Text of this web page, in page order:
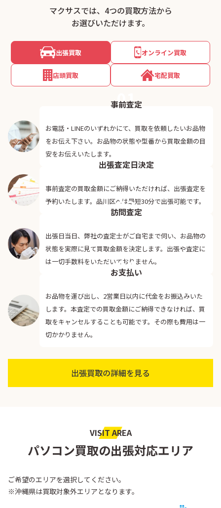
マクサスでは、4つの買取方法から
お選びいただけます。
出張買取 オンライン買取
店頭買取 宅配買取
01
事前査定
お電話・LINEのいずれかにて、買取を依頼したいお品物
をお伝え下さい。お品物の状態や型番から買取金額の目
安をお伝えいたします。
02
出張査定日決定
事前査定の買取金額にご納得いただければ、出張査定を
予約いたします。品川区へは最短30分で出張可能です。
03
訪問査定
出張日当日、弊社の査定士がご自宅まで伺い、お品物の
状態を実際に見て買取金額を決定します。出張や査定に
は一切手数料をいただいておりません。
04
お支払い
お品物を運び出し、2営業日以内に代金をお振込みいた
します。本査定での買取金額にご納得できなければ、買
取をキャンセルすることも可能です。その際も費用は一
切かかりません。
出張買取の詳細を見る
VISIT AREA
パソコン買取の出張対応エリア
ご希望のエリアを選択してください。
※沖縄県は買取対象外エリアとなります。